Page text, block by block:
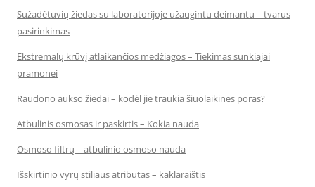
Sužadėtuvių žiedas su laboratorijoje užaugintu deimantu – tvarus
pasirinkimas
Ekstremalų krūvį atlaikančios medžiagos – Tiekimas sunkiajai
pramonei
Raudono aukso žiedai – kodėl jie traukia šiuolaikines poras?
Atbulinis osmosas ir paskirtis – Kokia nauda
Osmoso filtrų – atbulinio osmoso nauda
Išskirtinio vyrų stiliaus atributas – kaklaraištis